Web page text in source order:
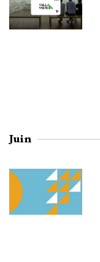
Juin